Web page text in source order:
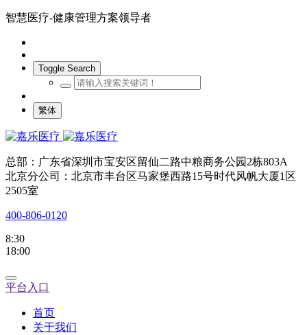
智慧医疗-健康管理方案领导者
Toggle Search
繁体
总部：广东省深圳市宝安区留仙二路中粮商务公园2栋803A
北京分公司：北京市丰台区马家堡西路15号时代风帆大厦1区
2505室
400-806-0120
8:30
18:00
平台入口
首页
关于我们